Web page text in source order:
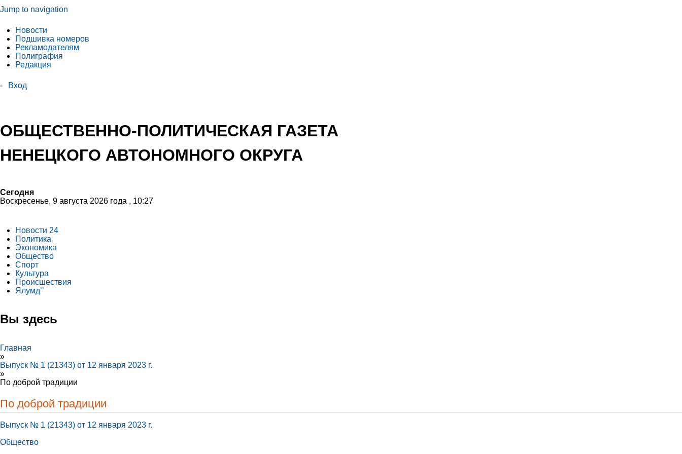
Jump to navigation
Новости
Подшивка номеров
Рекламодателям
Полиграфия
Редакция
Вход
ОБЩЕСТВЕННО-ПОЛИТИЧЕСКАЯ ГАЗЕТА
НЕНЕЦКОГО АВТОНОМНОГО ОКРУГА
Сегодня
Воскресенье, 9 августа 2026 года , 10:27
Новости 24
Политика
Экономика
Общество
Спорт
Культура
Происшествия
Ялумд’’
Вы здесь
Главная
»
Выпуск № 1 (21343) от 12 января 2023 г.
»
По доброй традиции
По доброй традиции
Выпуск № 1 (21343) от 12 января 2023 г.
Общество